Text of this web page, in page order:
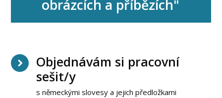
obrázcích a příbězích"
Objednávám si pracovní
sešit/y
s německými slovesy a jejich předložkami